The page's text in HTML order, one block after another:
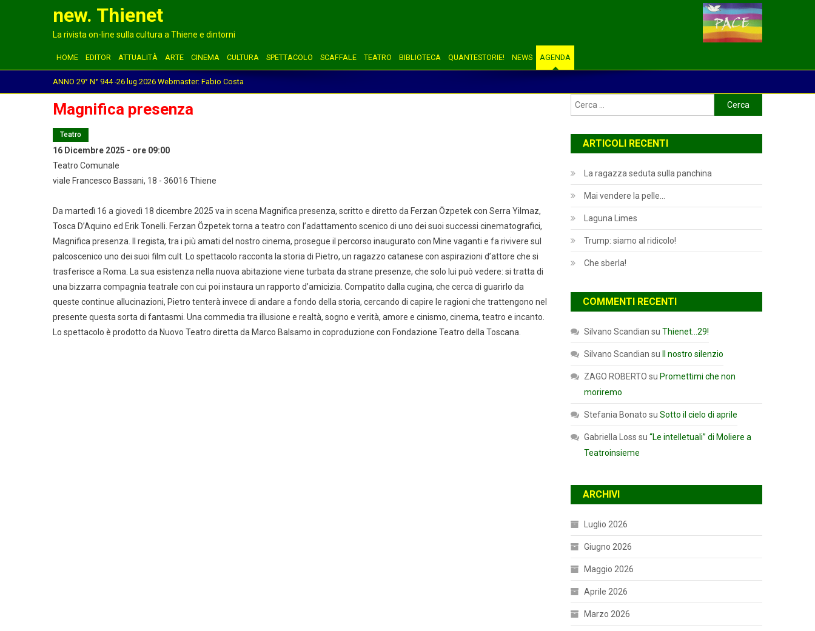
new. Thienet
La rivista on-line sulla cultura a Thiene e dintorni
HOME EDITOR ATTUALITÀ ARTE CINEMA CULTURA SPETTACOLO SCAFFALE TEATRO BIBLIOTECA QUANTESTORIE! NEWS AGENDA
ANNO 29° N° 944 -26 lug.2026 Webmaster: Fabio Costa
Magnifica presenza
Teatro
16 Dicembre 2025 - ore 09:00
Teatro Comunale
viale Francesco Bassani, 18 - 36016 Thiene
Da martedì 16 a giovedì 18 dicembre 2025 va in scena Magnifica presenza, scritto e diretto da Ferzan Özpetek con Serra Yilmaz,
Tosca D’Aquino ed Erik Tonelli. Ferzan Özpetek torna a teatro con l’adattamento scenico di uno dei suoi successi cinematografici,
Magnifica presenza. Il regista, tra i più amati del nostro cinema, prosegue il percorso inaugurato con Mine vaganti e fa rivivere sul
palcoscenico uno dei suoi film cult. Lo spettacolo racconta la storia di Pietro, un ragazzo catanese con aspirazioni d’attore che si
trasferisce a Roma. La sua esistenza nella nuova abitazione viene turbata da strane presenze, che solo lui può vedere: si tratta di
una bizzarra compagnia teatrale con cui poi instaura un rapporto d’amicizia. Compatito dalla cugina, che cerca di guarirlo da
queste continue allucinazioni, Pietro tenterà invece di andare a fondo della storia, cercando di capire le ragioni che trattengono nel
presente questa sorta di fantasmi. Una commedia tra illusione e realtà, sogno e verità, amore e cinismo, cinema, teatro e incanto.
Lo spettacolo è prodotto da Nuovo Teatro diretta da Marco Balsamo in coproduzione con Fondazione Teatro della Toscana.
Ricerca
per:
ARTICOLI RECENTI
La ragazza seduta sulla panchina
Mai vendere la pelle…
Laguna Limes
Trump: siamo al ridicolo!
Che sberla!
COMMENTI RECENTI
Silvano Scandian suThienet…29!
Silvano Scandian su Il nostro silenzio
ZAGO ROBERTO su Promettimi che non
moriremo
Stefania Bonato suSotto il cielo di aprile
Gabriella Loss su“Le intelletuali” di Moliere a
Teatroinsieme
ARCHIVI
Luglio 2026
Giugno 2026
Maggio 2026
Aprile 2026
Marzo 2026